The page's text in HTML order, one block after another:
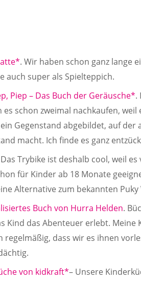
. Wir haben schon ganz lange
auch super als Spielteppich.
Piep – Das Buch der Geräusche*.
es schon zweimal nachkaufen,
Gegenstand abgebildet, auf
macht. Ich finde es ganz
Trybike ist deshalb cool, weil
für Kinder ab 18 Monate
Alternative zum bekannten Puky
Buch von Hurra Helden.
Kind das Abenteuer erlebt.
regelmäßig, dass wir es ihnen
von kidkraft*– Unsere